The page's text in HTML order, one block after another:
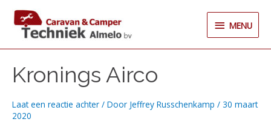
naar
inhoud
MENU
MENU
Kronings Airco
Laat een reactie achter / Door Jeffrey Russchenkamp / 30 maart
2020